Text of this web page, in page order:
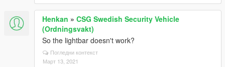
Henkan » CSG Swedish Security Vehicle
(Ordningsvakt)
So the lightbar doesn't work?
Погледни контекст
Март 13, 2021